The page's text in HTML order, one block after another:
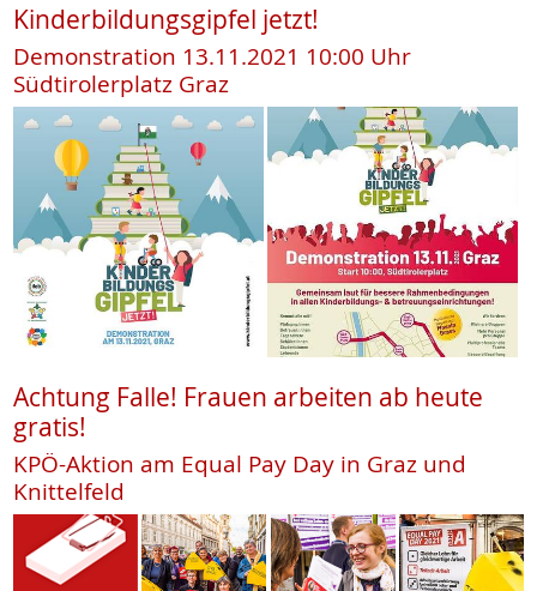
Kinderbildungsgipfel jetzt!
Demonstration 13.11.2021 10:00 Uhr
Südtirolerplatz Graz
Achtung Falle! Frauen arbeiten ab heute
gratis!
KPÖ-Aktion am Equal Pay Day in Graz und
Knittelfeld